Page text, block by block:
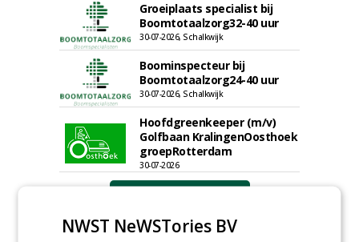
Groeiplaats specialist bij
Boomtotaalzorg32-40 uur
30-07-2026, Schalkwijk
Boominspecteur bij
Boomtotaalzorg24-40 uur
30-07-2026, Schalkwijk
Hoofdgreenkeeper (m/v)
Golfbaan KralingenOosthoek
groepRotterdam
30-07-2026
NWST NeWSTories BV